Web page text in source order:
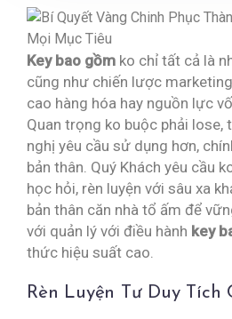
Key bao gồm ko chỉ tất cả là
cũng như chiến lược
cao hàng hóa hay nguồn lực
Quan trọng ko buộc phải lose,
nghị yêu cầu sử dụng hơn,
bản thân. Quý Khách yêu cầu
học hỏi, rèn luyện với sâu xa
bản thân căn nhà tổ ấm để
với quản lý với điều hành key
thức hiệu suất cao.
Rèn Luyện Tư Duy Tích